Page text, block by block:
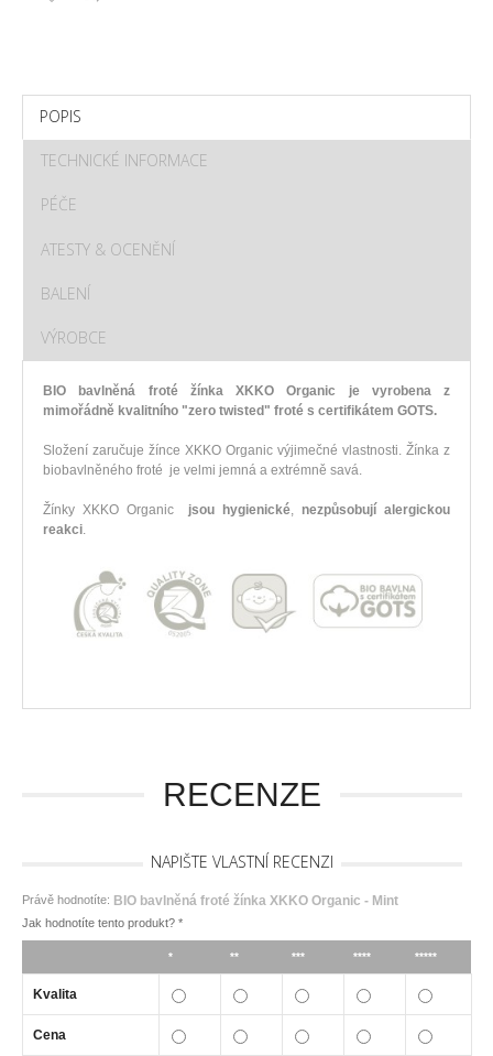
POPIS
TECHNICKÉ INFORMACE
PÉČE
ATESTY & OCENĚNÍ
BALENÍ
VÝROBCE
BIO bavlněná froté žínka XKKO Organic je vyrobena z
mimořádně kvalitního "zero twisted" froté s certifikátem GOTS.
Složení zaručuje žínce XKKO Organic výjimečné vlastnosti. Žínka z
biobavlněného froté je velmi jemná a extrémně savá.
Žínky XKKO Organic jsou hygienické, nezpůsobují alergickou
reakci.
RECENZE
NAPIŠTE VLASTNÍ RECENZI
Právě hodnotíte: BIO bavlněná froté žínka XKKO Organic - Mint
Jak hodnotíte tento produkt? *
* ** *** **** *****
Kvalita
Cena